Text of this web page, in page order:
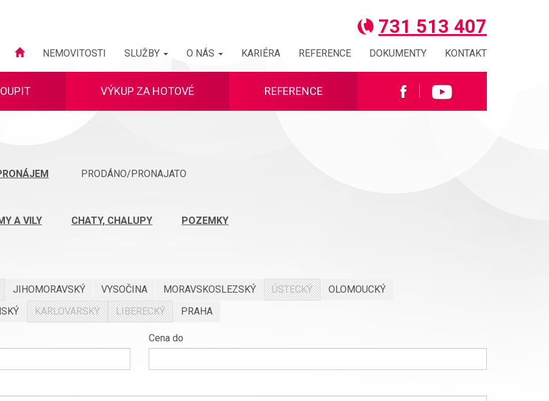
731 513 407
NEMOVITOSTI SLUŽBY O NÁS KARIÉRA REFERENCE DOKUMENTY KONTAKT
VÝKUP ZA HOTOVÉ REFERENCE
PRODÁNO/PRONAJATO
A VILY CHATY, CHALUPY POZEMKY
JIHOMORAVSKÝ VYSOČINA MORAVSKOSLEZSKÝ ÚSTECKÝ
OLOMOUCKÝ
KARLOVARSKÝ LIBERECKÝ PRAHA
Cena do